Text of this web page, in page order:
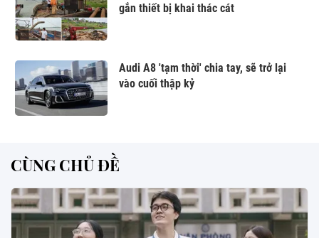
gắn thiết bị khai thác cát
Audi A8 'tạm thời' chia tay, sẽ trở lại
vào cuối thập kỷ
CÙNG CHỦ ĐỀ